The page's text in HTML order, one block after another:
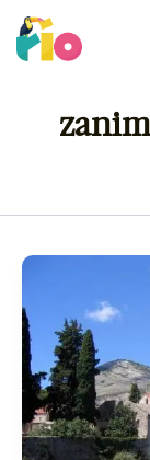
Skip
to